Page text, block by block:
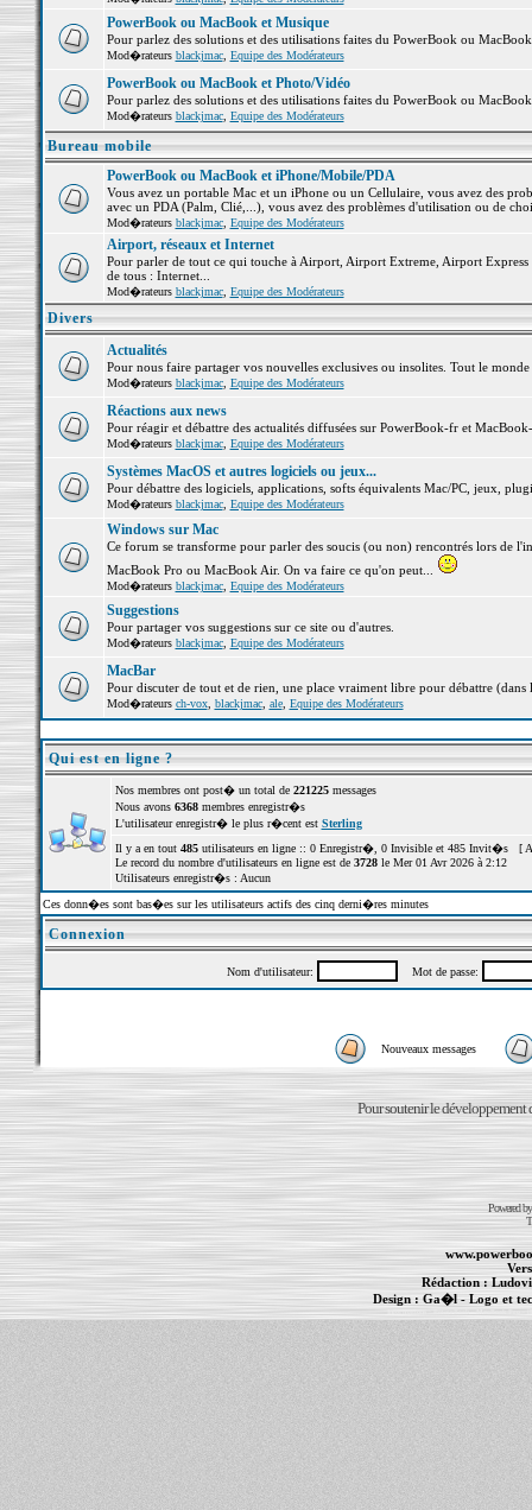
PowerBook ou MacBook et Musique
Pour parlez des solutions et des utilisations faites du PowerBook ou
Mod�rateurs blackjmac, Equipe des Modérateurs
PowerBook ou MacBook et Photo/Vidéo
Pour parlez des solutions et des utilisations faites du PowerBook ou
Mod�rateurs blackjmac, Equipe des Modérateurs
Bureau mobile
PowerBook ou MacBook et iPhone/Mobile/PDA
Vous avez un portable Mac et un iPhone ou un Cellulaire, vous avez des
avec un PDA (Palm, Clié,...), vous avez des problèmes d'utilisation ou de
Mod�rateurs blackjmac, Equipe des Modérateurs
Airport, réseaux et Internet
Pour parler de tout ce qui touche à Airport, Airport Extreme, Airport
de tous : Internet...
Mod�rateurs blackjmac, Equipe des Modérateurs
Divers
Actualités
Pour nous faire partager vos nouvelles exclusives ou insolites. Tout le
Mod�rateurs blackjmac, Equipe des Modérateurs
Réactions aux news
Pour réagir et débattre des actualités diffusées sur PowerBook-fr et
Mod�rateurs blackjmac, Equipe des Modérateurs
Systèmes MacOS et autres logiciels ou jeux...
Pour débattre des logiciels, applications, softs équivalents Mac/PC, jeux,
Mod�rateurs blackjmac, Equipe des Modérateurs
Windows sur Mac
Ce forum se transforme pour parler des soucis (ou non) rencontrés lors de
MacBook Pro ou MacBook Air. On va faire ce qu'on peut...
Mod�rateurs blackjmac, Equipe des Modérateurs
Suggestions
Pour partager vos suggestions sur ce site ou d'autres.
Mod�rateurs blackjmac, Equipe des Modérateurs
MacBar
Pour discuter de tout et de rien, une place vraiment libre pour débattre (dans
Mod�rateurs ch-vox, blackjmac, ale, Equipe des Modérateurs
Qui est en ligne ?
Nos membres ont post� un total de 221225messages
Nous avons 6368membres enregistr�s
L'utilisateur enregistr� le plus r�cent est Sterling
Il y a en tout 485utilisateurs en ligne :: 0 Enregistr�, 0 Invisible et 485 Invit�s [
Le record du nombre d'utilisateurs en ligne est de 3728le Mer 01 Avr 2026 à 2:12
Utilisateurs enregistr�s : Aucun
Ces donn�es sont bas�es sur les utilisateurs actifs des cinq derni�res minutes
Connexion
Nom d'utilisateur: Mot de passe:
Nouveaux messages
Pour soutenir le développement
Powered
Rédaction :
Design : Ga�l- Logo et